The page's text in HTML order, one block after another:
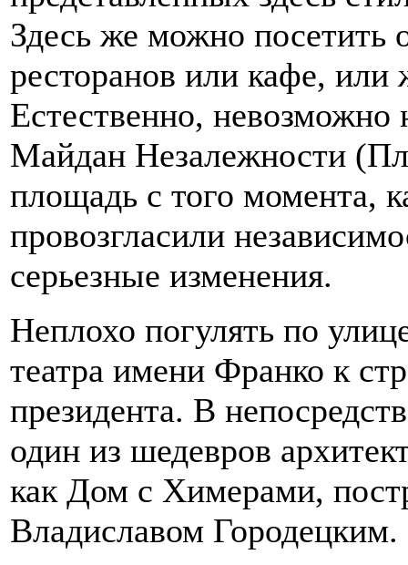
Здесь же можно посетить
ресторанов или кафе, или
Естественно, невозможно
Майдан Незалежности
площадь с того момента,
провозгласили
серьезные изменения.
Неплохо погулять по
театра имени Франко к
президента. В
один из шедевров
как Дом с Химерами,
Владиславом Городецким.